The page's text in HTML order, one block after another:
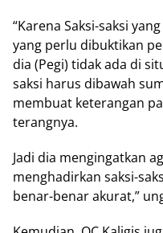
“Karena Saksi-saksi
yang perlu dibuktikan
dia (Pegi) tidak ada di
saksi harus dibawah
membuat keterangan
terangnya.
Jadi dia mengingatkan
menghadirkan saksi-
benar-benar akurat,”